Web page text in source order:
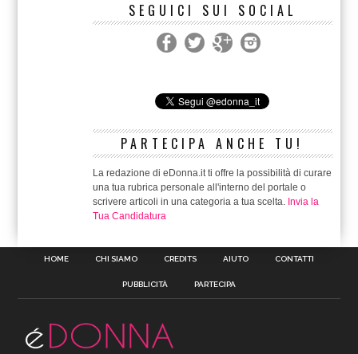
SEGUICI SUI SOCIAL
PARTECIPA ANCHE TU!
La redazione di eDonna.it ti offre la possibilità di curare
una tua rubrica personale all'interno del portale o
scrivere articoli in una categoria a tua scelta. Invia la
Tua Candidatura
HOME CHI SIAMO CREDITS AIUTO CONTATTI
PUBBLICITÀ PARTECIPA